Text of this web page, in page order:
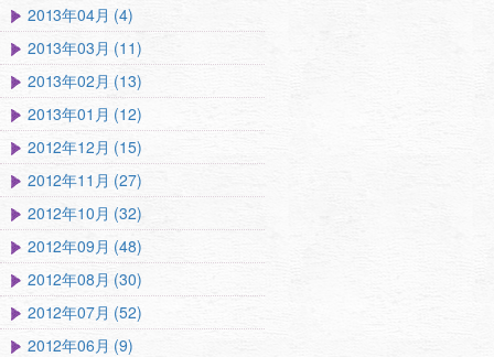
2013年04月 (4)
2013年03月 (11)
2013年02月 (13)
2013年01月 (12)
2012年12月 (15)
2012年11月 (27)
2012年10月 (32)
2012年09月 (48)
2012年08月 (30)
2012年07月 (52)
2012年06月 (9)